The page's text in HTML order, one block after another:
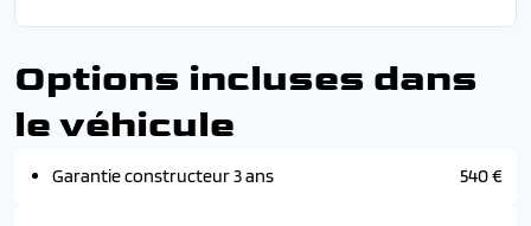
Options incluses dans
le véhicule
Garantie constructeur 3 ans 540 €